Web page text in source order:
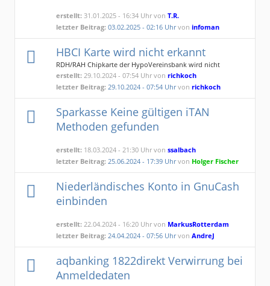
erstellt: 31.01.2025 - 16:34 Uhr vonT.R.
letzter Beitrag: 03.02.2025 - 02:16 Uhrvoninfoman
HBCI Karte wird nicht erkannt
RDH/RAH Chipkarte der HypoVereinsbank wird nicht
akzeptiert, bzw. erkannt
erstellt: 29.10.2024 - 07:54 Uhr vonrichkoch
letzter Beitrag: 29.10.2024 - 07:54 Uhrvonrichkoch
Sparkasse Keine gültigen iTAN
Methoden gefunden
erstellt: 18.03.2024 - 21:30 Uhr vonssalbach
letzter Beitrag: 25.06.2024 - 17:39 Uhrvon Holger Fischer
Niederländisches Konto in GnuCash
einbinden
erstellt: 22.04.2024 - 16:20 Uhr von MarkusRotterdam
letzter Beitrag: 24.04.2024 - 07:56 UhrvonAndreJ
aqbanking 1822direkt Verwirrung bei
Anmeldedaten